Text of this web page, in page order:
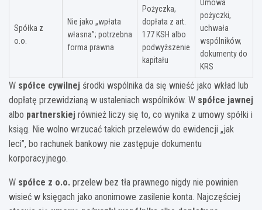
Spółka z
o.o.
Nie jako „wpłata
własna”; potrzebna
forma prawna
Pożyczka,
dopłata z art.
177 KSH albo
podwyższenie
kapitału
Umowa
pożyczki,
uchwała
wspólników,
dokumenty do
KRS
W spółce cywilnej środki wspólnika da się wnieść jako wkład lub
dopłatę przewidzianą w ustaleniach wspólników. W spółce jawnej
albo partnerskiej również liczy się to, co wynika z umowy spółki i
ksiąg. Nie wolno wrzucać takich przelewów do ewidencji „jak
leci”, bo rachunek bankowy nie zastępuje dokumentu
korporacyjnego.
W spółce z o.o. przelew bez tła prawnego nigdy nie powinien
wisieć w księgach jako anonimowe zasilenie konta. Najczęściej